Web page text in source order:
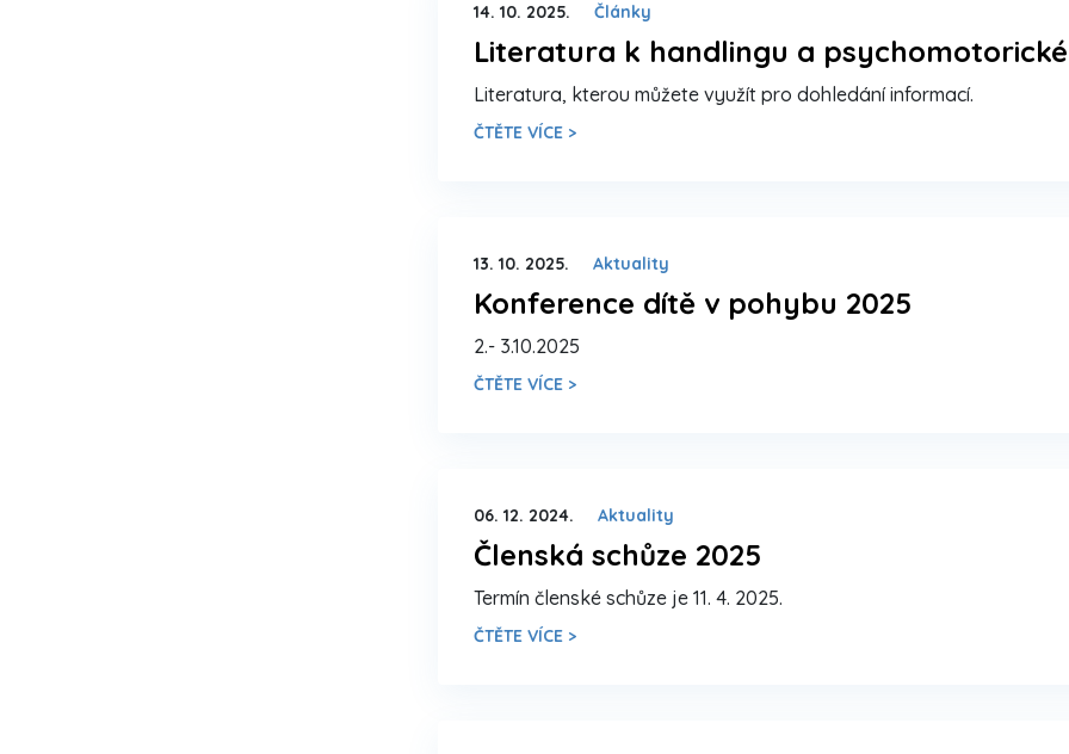
14. 10. 2025. Články
Literatura k handlingu a
Literatura, kterou můžete využít pro dohledání informací.
ČTĚTE VÍCE >
13. 10. 2025. Aktuality
Konference dítě v pohybu 2025
2.- 3.10.2025
ČTĚTE VÍCE >
06. 12. 2024. Aktuality
Členská schůze 2025
Termín členské schůze je 11. 4. 2025.
ČTĚTE VÍCE >